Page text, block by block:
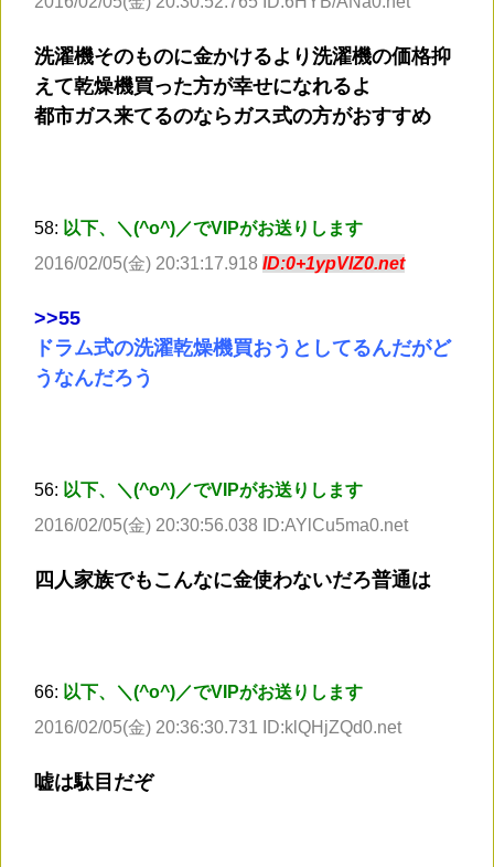
洗濯機そのものに金かけるより洗濯機の価格抑
えて乾燥機買った方が幸せになれるよ
都市ガス来てるのならガス式の方がおすすめ
58: 以下、＼(^o^)／でVIPがお送りします
2016/02/05(金) 20:31:17.918 ID:0+1ypVlZ0.net
>>55
ドラム式の洗濯乾燥機買おうとしてるんだがど
うなんだろう
56: 以下、＼(^o^)／でVIPがお送りします
2016/02/05(金) 20:30:56.038 ID:AYlCu5ma0.net
四人家族でもこんなに金使わないだろ普通は
66: 以下、＼(^o^)／でVIPがお送りします
2016/02/05(金) 20:36:30.731 ID:klQHjZQd0.net
嘘は駄目だぞ